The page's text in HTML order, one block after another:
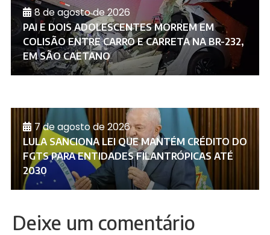
8 de agosto de 2026
PAI E DOIS ADOLESCENTES MORREM EM
COLISÃO ENTRE CARRO E CARRETA NA BR-232,
EM SÃO CAETANO
7 de agosto de 2026
LULA SANCIONA LEI QUE MANTÉM CRÉDITO DO
FGTS PARA ENTIDADES FILANTRÓPICAS ATÉ
2030
Deixe um comentário